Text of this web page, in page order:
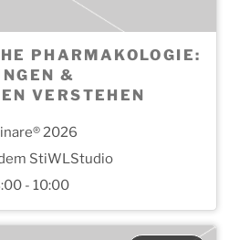
PHARMAKOLOGIE:
&
VERSTEHEN
2026
StiWLStudio
- 10:00